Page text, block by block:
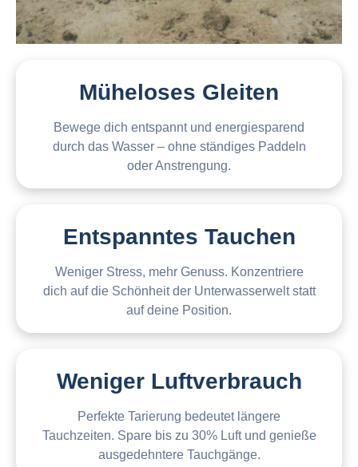
Müheloses Gleiten
Bewege dich entspannt und energiesparend
durch das Wasser – ohne ständiges Paddeln
oder Anstrengung.
Entspanntes Tauchen
Weniger Stress, mehr Genuss. Konzentriere
dich auf die Schönheit der Unterwasserwelt statt
auf deine Position.
Weniger Luftverbrauch
Perfekte Tarierung bedeutet längere
Tauchzeiten. Spare bis zu 30% Luft und genieße
ausgedehntere Tauchgänge.